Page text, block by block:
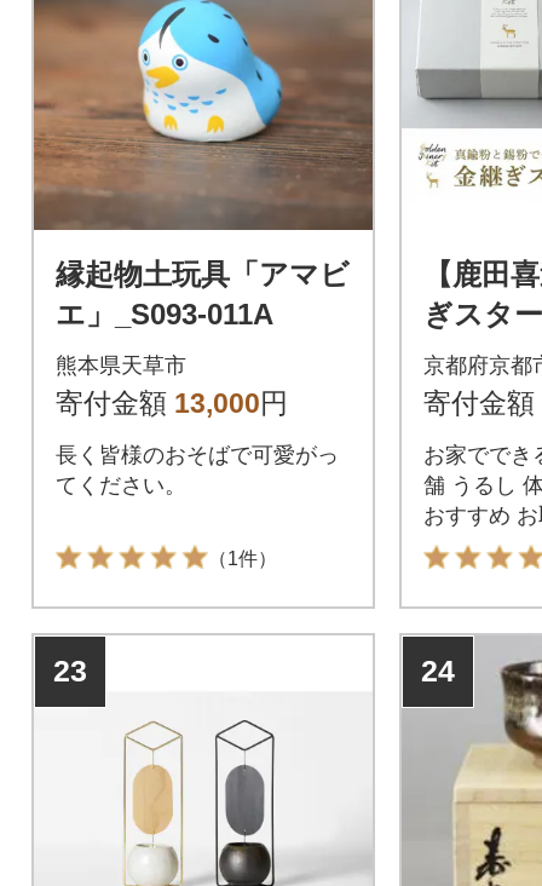
縁起物土玩具「アマビ
エ」_S093-011A
熊本県天草市
寄付金額 13,000円
長く皆様のおそばで可愛がっ
てください。
（1件）
【鹿田
ぎスタ
京都 体
継ぎ 人
京都府京都
寄付金額
お家ででき
舗 うるし
おすすめ
料無料 ふ
23 24